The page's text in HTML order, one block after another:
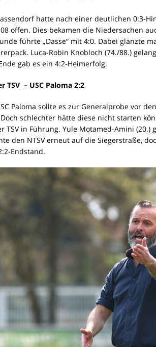
hatte nach einer deutlichen 0:3-
offen. Dies bekamen die Niedersachen
führte „Dasse“ mit 4:0. Dabei glänzte
Luca-Robin Knobloch (74./88.)
gab es ein 4:2-Heimerfolg.
TSV – USC Paloma 2:2
Paloma sollte es zur Generalprobe vor
schlechter hätte diese nicht starten
TSV in Führung. Yule Motamed-Amini (20.)
den NTSV erneut auf die Siegerstraße,
Endstand.